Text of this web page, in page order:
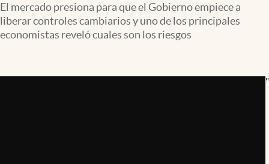
Apertura
El mercado presiona para que el Gobierno empiece a
liberar controles cambiarios y uno de los principales
economistas reveló cuales son los riesgos
"